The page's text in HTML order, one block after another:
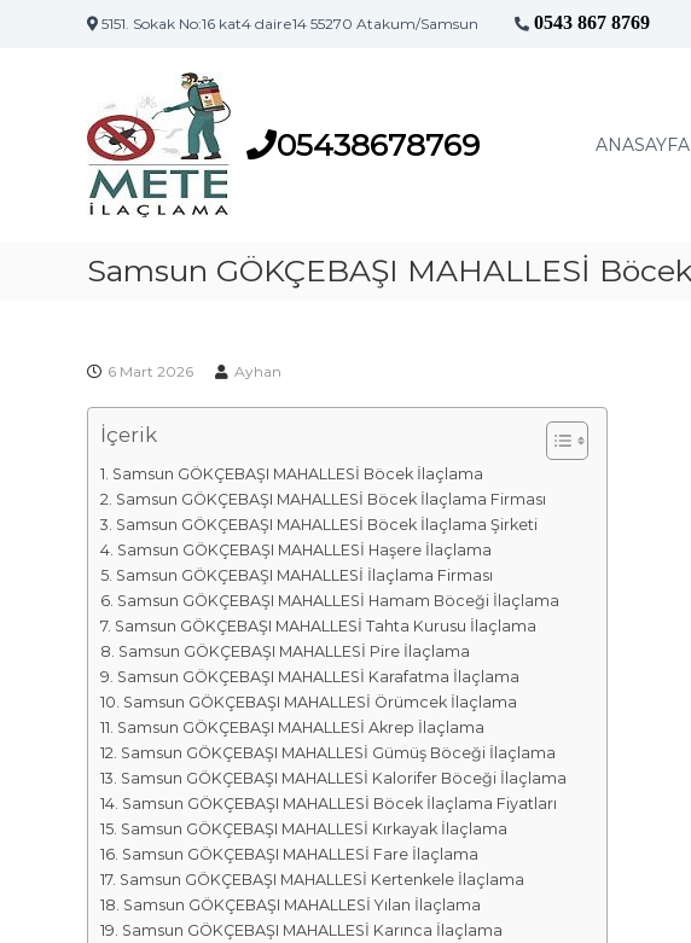
5151. Sokak No:16 kat4 daire14 55270 Atakum/Samsun 0543 867 8769
s
l
a
m
F
i
r
m
a
l
a
r
ı
u
n
İ
ç
a
a
M
a
r
k
a
s
ı
05438678769 ANASAYFA
Samsun GÖKÇEBAŞI MAHALLESİ
6 Mart 2026 Ayhan
İçerik
Samsun GÖKÇEBAŞI MAHALLESİ Böcek İlaçlama
Samsun GÖKÇEBAŞI MAHALLESİ Böcek İlaçlama Firması
Samsun GÖKÇEBAŞI MAHALLESİ Böcek İlaçlama Şirketi
Samsun GÖKÇEBAŞI MAHALLESİ Haşere İlaçlama
Samsun GÖKÇEBAŞI MAHALLESİ İlaçlama Firması
Samsun GÖKÇEBAŞI MAHALLESİ Hamam Böceği İlaçlama
Samsun GÖKÇEBAŞI MAHALLESİ Tahta Kurusu İlaçlama
Samsun GÖKÇEBAŞI MAHALLESİ Pire İlaçlama
Samsun GÖKÇEBAŞI MAHALLESİ Karafatma İlaçlama
Samsun GÖKÇEBAŞI MAHALLESİ Örümcek İlaçlama
Samsun GÖKÇEBAŞI MAHALLESİ Akrep İlaçlama
Samsun GÖKÇEBAŞI MAHALLESİ Gümüş Böceği İlaçlama
Samsun GÖKÇEBAŞI MAHALLESİ Kalorifer Böceği İlaçlama
Samsun GÖKÇEBAŞI MAHALLESİ Böcek İlaçlama Fiyatları
Samsun GÖKÇEBAŞI MAHALLESİ Kırkayak İlaçlama
Samsun GÖKÇEBAŞI MAHALLESİ Fare İlaçlama
Samsun GÖKÇEBAŞI MAHALLESİ Kertenkele İlaçlama
Samsun GÖKÇEBAŞI MAHALLESİ Yılan İlaçlama
Samsun GÖKÇEBAŞI MAHALLESİ Karınca İlaçlama